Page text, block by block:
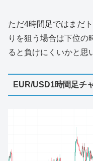
ただ4時間足ではまだ
りを狙う場合は下位の
ると負けにくいかと思
EUR/USD1時間足チ